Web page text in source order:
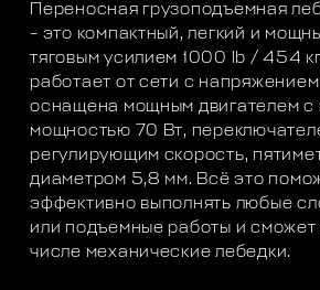
Переносная грузоподъемная
– это компактный, легкий и
тяговым усилием 1000 lb / 454
работает от сети с
оснащена мощным двигателем с
мощностью 70 Вт,
регулирующим скорость,
диаметром 5,8 мм. Всё это
эффективно выполнять любые
или подъемные работы и сможет
числе механические лебедки.